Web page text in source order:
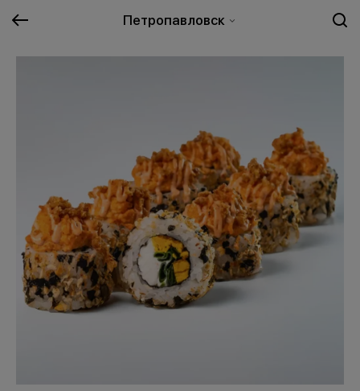
Петропавловск